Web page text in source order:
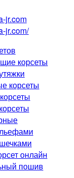
jr.com
jr.com/
корсеты
корсеты
онлайн
пошив